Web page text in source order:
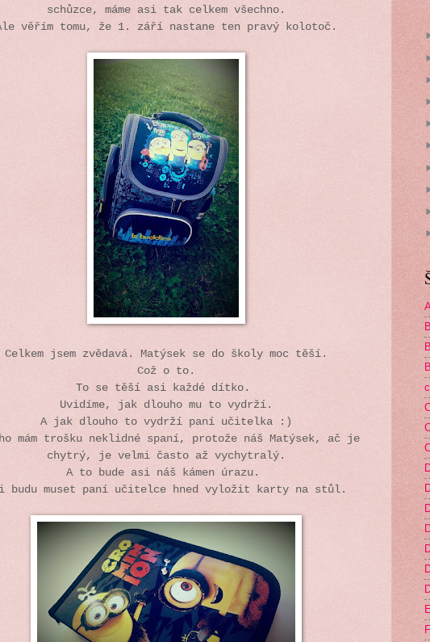
schůzce, máme asi tak celkem všechno.
věřím tomu, že 1. září nastane ten pravý kolotoč.
Celkem jsem zvědavá. Matýsek se do školy moc těší.
Což o to.
To se těší asi každé dítko.
Uvidíme, jak dlouho mu to vydrží.
A jak dlouho to vydrží paní učitelka :)
mám trošku neklidné spaní, protože náš Matýsek, ač je
chytrý, je velmi často až vychytralý.
A to bude asi náš kámen úrazu.
budu muset paní učitelce hned vyložit karty na stůl.